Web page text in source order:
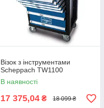
Візок з інструментами
Scheppach TW1100
В наявності
17 375,04 ₴ 18 099 ₴